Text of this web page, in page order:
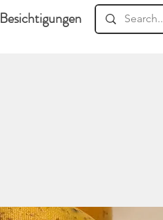
Besichtigungen Downloads